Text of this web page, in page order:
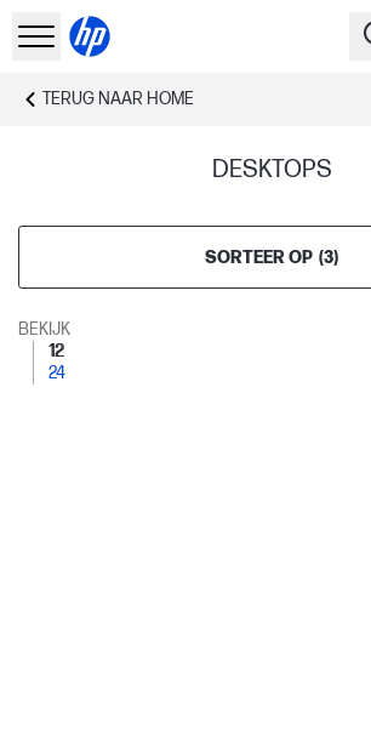
TERUG NAAR HOME
DESKTOPS
SORTEER OP (3)
BEKIJK
12
24